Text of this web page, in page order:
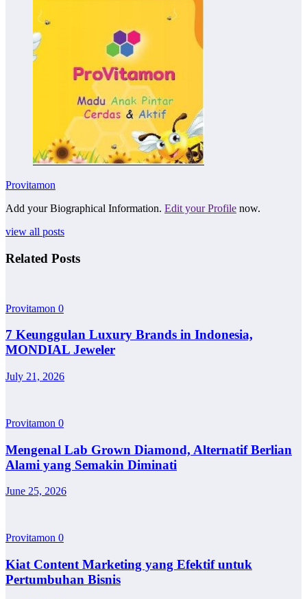
Provitamon
Add your Biographical Information. Edit your Profile now.
view all posts
Related Posts
Provitamon 0
7 Keunggulan Luxury Brands in Indonesia,
MONDIAL Jeweler
July 21, 2026
Provitamon 0
Mengenal Lab Grown Diamond, Alternatif Berlian
Alami yang Semakin Diminati
June 25, 2026
Provitamon 0
Kiat Content Marketing yang Efektif untuk
Pertumbuhan Bisnis